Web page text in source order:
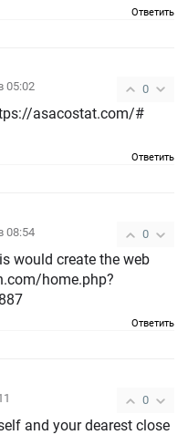
Ответить
0
05:02
asacostat.com/#
Ответить
0
08:54
would create the web
home.php?
Ответить
0
and your dearest close